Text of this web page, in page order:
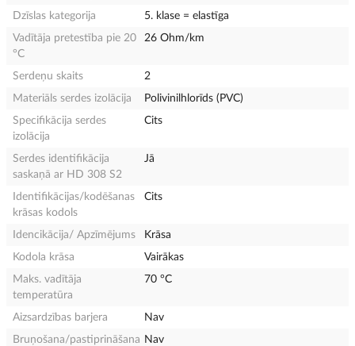
Dzīslas kategorija
5. klase = elastīga
Vadītāja pretestība pie 20
°C
26 Ohm/km
Serdeņu skaits
2
Materiāls serdes izolācija
Polivinilhlorīds (PVC)
Specifikācija serdes
izolācija
Cits
Serdes identifikācija
saskaņā ar HD 308 S2
Jā
Identifikācijas/kodēšanas
krāsas kodols
Cits
Idencikācija/ Apzīmējums
Krāsa
Kodola krāsa
Vairākas
Maks. vadītāja
temperatūra
70 °C
Aizsardzības barjera
Nav
Bruņošana/pastiprināšana Nav